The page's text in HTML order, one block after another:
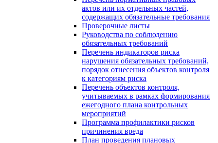
актов или их отдельных частей,
содержащих обязательные требования
Проверочные листы
Руководства по соблюдению
обязательных требований
Перечень индикаторов риска
нарушения обязательных требований,
порядок отнесения объектов контроля
к категориям риска
Перечень объектов контроля,
учитываемых в рамках формирования
ежегодного плана контрольных
мероприятий
Программа профилактики рисков
причинения вреда
План проведения плановых